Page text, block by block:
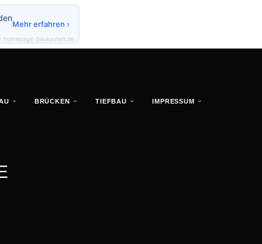
BRÜCKEN TIEFBAU IMPRESSUM
Mehr erfahren ›
homepage-baukasten.de